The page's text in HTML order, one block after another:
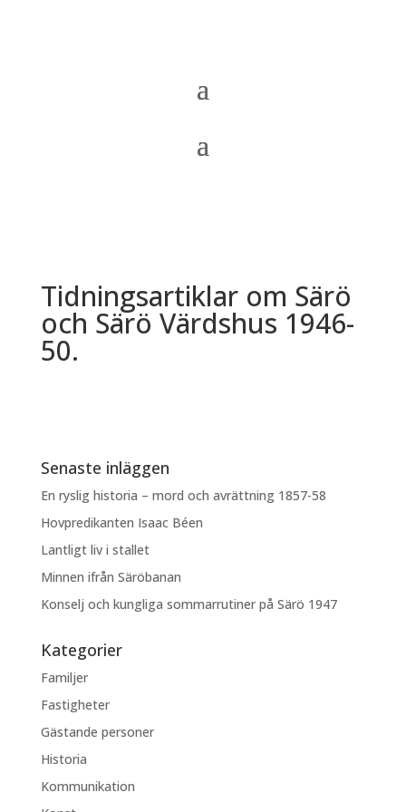
Tidningsartiklar om Särö
och Särö Värdshus 1946-
50.
Senaste inläggen
En ryslig historia – mord och avrättning 1857-58
Hovpredikanten Isaac Béen
Lantligt liv i stallet
Minnen ifrån Säröbanan
Konselj och kungliga sommarrutiner på Särö 1947
Kategorier
Familjer
Fastigheter
Gästande personer
Historia
Kommunikation